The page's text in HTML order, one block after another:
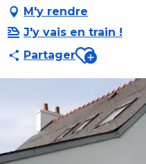
M'y rendre
J'y vais en train !
PartagerAjouter aux